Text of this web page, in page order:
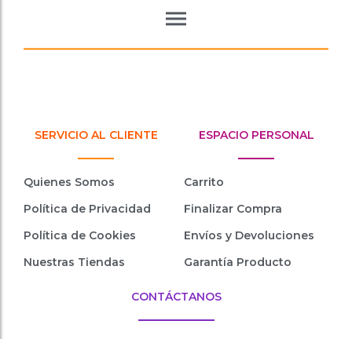
SERVICIO AL CLIENTE
Quienes Somos
Política de Privacidad
Política de Cookies
Nuestras Tiendas
ESPACIO PERSONAL
Carrito
Finalizar Compra
Envíos y Devoluciones
Garantía Producto
CONTÁCTANOS